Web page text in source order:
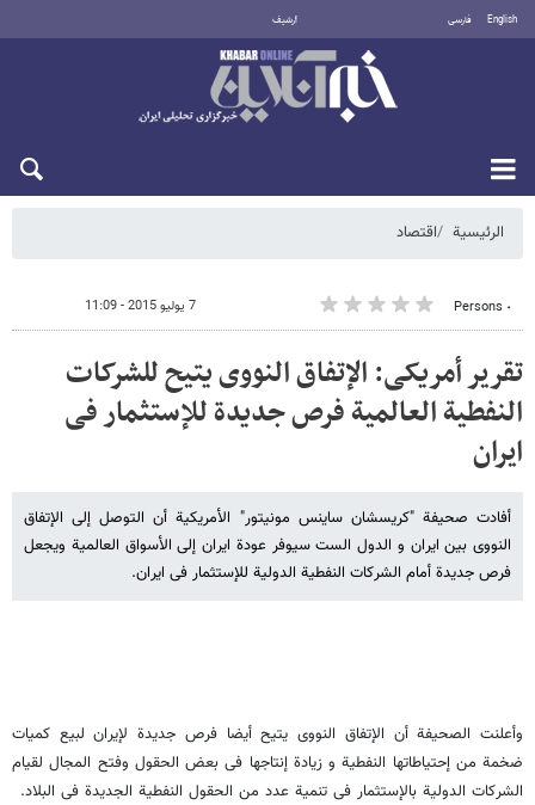
English فارسی أرشيف
الرئيسية اقتصاد
٠ Persons 7 يوليو 2015 - 11:09
تقریر أمریکی: الإتفاق النووی یتیح للشرکات
النفطیة العالمیة فرص جدیدة للإستثمار فی
ایران
أفادت صحیفة "کریسشان ساینس مونیتور" الأمریکیة أن التوصل إلی الإتفاق
النووی بین ایران و الدول الست سیوفر عودة ایران إلی الأسواق العالمیة ویجعل
فرص جدیدة أمام الشرکات النفطیة الدولیة للإستثمار فی ایران.
وأعلنت الصحیفة أن الإتفاق النووی یتیح أیضا فرص جدیدة لإیران لبیع کمیات
ضخمة من إحتیاطاتها النفطیة و زیادة إنتاجها فی بعض الحقول وفتح المجال لقیام
الشرکات الدولیة بالإستثمار فی تنمیة عدد من الحقول النفطیة الجدیدة فی البلاد.